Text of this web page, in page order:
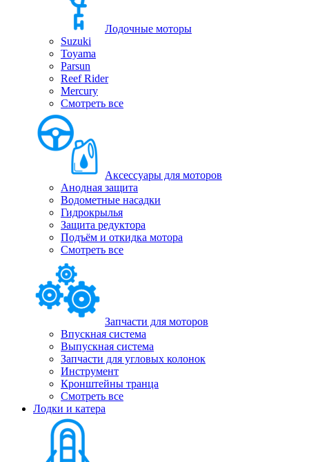
Лодочные моторы
Suzuki
Toyama
Parsun
Reef Rider
Mercury
Смотреть все
Аксессуары для моторов
Анодная защита
Водометные насадки
Гидрокрылья
Защита редуктора
Подъём и откидка мотора
Смотреть все
Запчасти для моторов
Впускная система
Выпускная система
Запчасти для угловых колонок
Инструмент
Кронштейны транца
Смотреть все
Лодки и катера